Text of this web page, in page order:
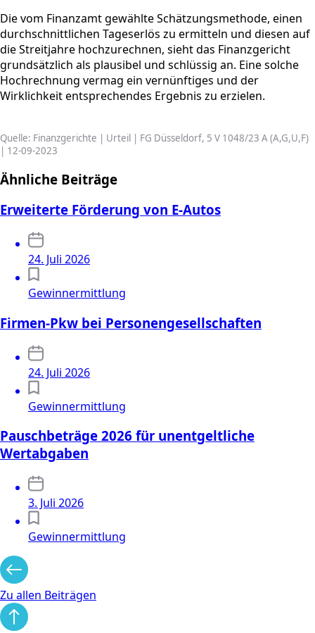
Die vom Finanzamt gewählte Schätzungsmethode, einen
durchschnittlichen Tageserlös zu ermitteln und diesen auf
die Streitjahre hochzurechnen, sieht das Finanzgericht
grundsätzlich als plausibel und schlüssig an. Eine solche
Hochrechnung vermag ein vernünftiges und der
Wirklichkeit entsprechendes Ergebnis zu erzielen.
Quelle: Finanzgerichte | Urteil | FG Düsseldorf, 5 V 1048/23 A (A,G,U,F)
| 12-09-2023
Ähnliche Beiträge
Erweiterte Förderung von E-Autos
24. Juli 2026
Gewinnermittlung
Firmen-Pkw bei Personengesellschaften
24. Juli 2026
Gewinnermittlung
Pauschbeträge 2026 für unentgeltliche
Wertabgaben
3. Juli 2026
Gewinnermittlung
Zu allen Beiträgen